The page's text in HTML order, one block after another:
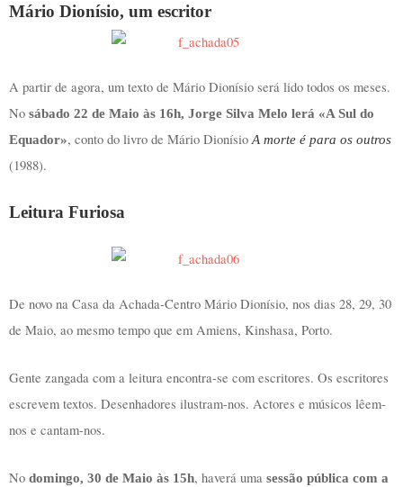
Mário Dionísio, um escritor
A partir de agora, um texto de Mário Dionísio será lido todos os meses.
No sábado 22 de Maio às 16h, Jorge Silva Melo lerá «A Sul do
Equador», conto do livro de Mário DionísioA morte é para os outros
(1988).
Leitura Furiosa
De novo na Casa da Achada-Centro Mário Dionísio, nos dias 28, 29, 30
de Maio, ao mesmo tempo que em Amiens, Kinshasa, Porto.
Gente zangada com a leitura encontra-se com escritores. Os escritores
escrevem textos. Desenhadores ilustram-nos. Actores e músicos lêem-
nos e cantam-nos.
No domingo, 30 de Maio às 15h, haverá uma sessão pública com a